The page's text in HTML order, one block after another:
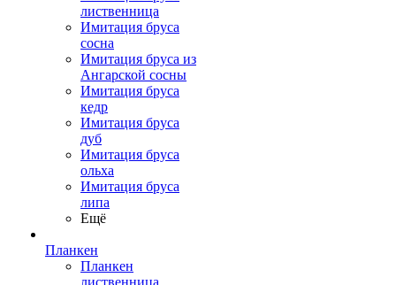
лиственница
Имитация бруса
сосна
Имитация бруса из
Ангарской сосны
Имитация бруса
кедр
Имитация бруса
дуб
Имитация бруса
ольха
Имитация бруса
липа
Ещё
Планкен
Планкен
лиственница